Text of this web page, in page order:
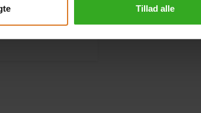
Tillad alle